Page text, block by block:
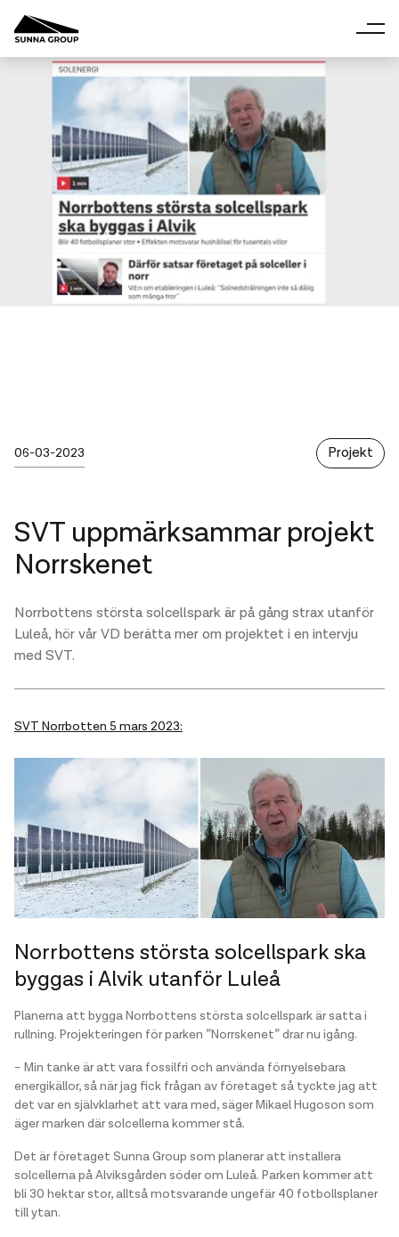
Publicerad
06-03-2023
Skrivet av :
sunna
Kategori Projekt
SVT uppmärksammar projekt
Norrskenet
Norrbottens största solcellspark är på gång strax utanför
Luleå, hör vår VD berätta mer om projektet i en intervju
med SVT.
SVT Norrbotten 5 mars 2023:
Norrbottens största solcellspark ska
byggas i Alvik utanför Luleå
Planerna att bygga Norrbottens största solcellspark är satta i
rullning. Projekteringen för parken ”Norrskenet” drar nu igång.
– Min tanke är att vara fossilfri och använda förnyelsebara
energikällor, så när jag fick frågan av företaget så tyckte jag att
det var en självklarhet att vara med, säger Mikael Hugoson som
äger marken där solcellerna kommer stå.
Det är företaget Sunna Group som planerar att installera
solcellerna på Alviksgården söder om Luleå. Parken kommer att
bli 30 hektar stor, alltså motsvarande ungefär 40 fotbollsplaner
till ytan.